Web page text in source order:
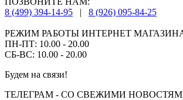
8 (499) 394-14-95
| 8 (926) 095-84-25
РЕЖИМ РАБОТЫ ИНТЕРНЕТ
ПН-ПТ: 10.00 - 20.00
СБ-ВС: 10.00 - 20.00
Будем на связи!
ТЕЛЕГРАМ - СО СВЕЖИМИ